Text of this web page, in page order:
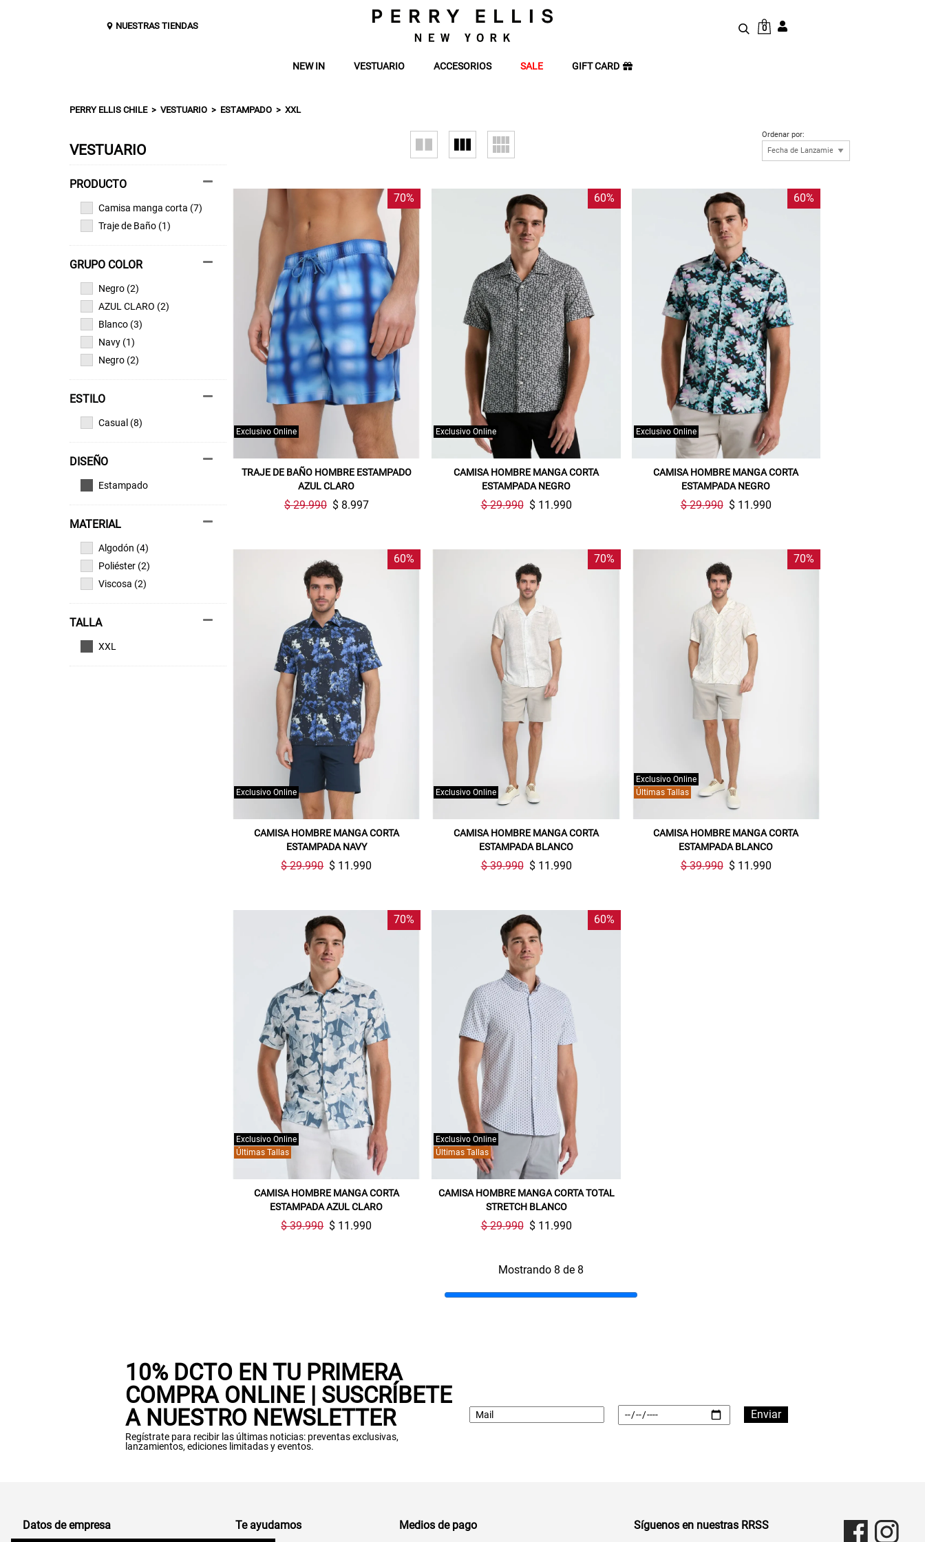
NUESTRAS TIENDAS 0
NEW IN VESTUARIO ACCESORIOS SALE GIFT CARD
PERRY ELLIS CHILE VESTUARIO ESTAMPADO XXL
VESTUARIO
Camisa manga corta (7)
Traje de Baño (1)
GRUPO COLOR
Negro (2)
AZUL CLARO (2)
Blanco (3)
Navy (1)
Negro (2)
ESTILO
Casual (8)
DISEÑO
Estampado
MATERIAL
Algodón (4)
Poliéster (2)
Viscosa (2)
TALLA
XXL
Ordenar por:
70%
Exclusivo Online
TRAJE DE BAÑO HOMBRE ESTAMPADO
AZUL CLARO
$ 29.990 $ 8.997
60%
Exclusivo Online
CAMISA HOMBRE MANGA CORTA
ESTAMPADA NEGRO
$ 29.990 $ 11.990
60%
Exclusivo Online
CAMISA HOMBRE MANGA CORTA
ESTAMPADA NEGRO
$ 29.990 $ 11.990
60%
Exclusivo Online
CAMISA HOMBRE MANGA CORTA
ESTAMPADA NAVY
$ 29.990 $ 11.990
70%
Exclusivo Online
CAMISA HOMBRE MANGA CORTA
ESTAMPADA BLANCO
$ 39.990 $ 11.990
70%
Últimas Tallas
Exclusivo Online
CAMISA HOMBRE MANGA CORTA
ESTAMPADA BLANCO
$ 39.990 $ 11.990
70%
Últimas Tallas
Exclusivo Online
CAMISA HOMBRE MANGA CORTA
ESTAMPADA AZUL CLARO
$ 39.990 $ 11.990
60%
Últimas Tallas
Exclusivo Online
CAMISA HOMBRE MANGA CORTA TOTAL
STRETCH BLANCO
$ 29.990 $ 11.990
Mostrando 8 de 8
10% DCTO EN TU PRIMERA
COMPRA ONLINE | SUSCRÍBETE
A NUESTRO NEWSLETTER
Regístrate para recibir las últimas noticias: preventas exclusivas,
lanzamientos, ediciones limitadas y eventos.
Gracias por inscribirte!
Aquí esta tu cupón, usalo en tu siguiente
compra. Valido por 72 hrs.
Datos de empresa Te ayudamos Medios de pago Síguenos en nuestras RRSS